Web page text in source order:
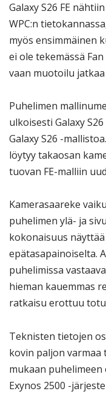
Galaxy S26 FE
WPC:n
myös ensimmäinen
ei ole tekemässä
vaan muotoilu
Puhelimen
ulkoisesti Galaxy
Galaxy S26 -
löytyy takaosan
tuovan FE-malliin
Kamerasaareke
puhelimen ylä- ja
kokonaisuus
epätasapainoiselta.
puhelimissa
hieman kauemmas
ratkaisu erottuu
Teknisten tietojen
kovin paljon varmaa
mukaan puhelimeen
Exynos 2500 -